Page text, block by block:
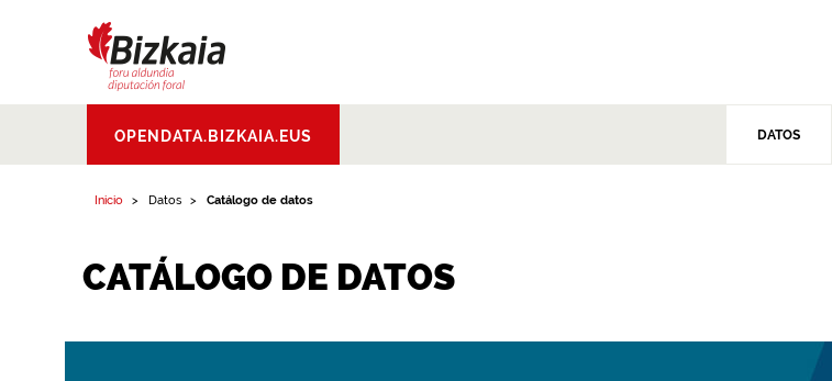
Aldundia.Diputacion
Foral de Bizkaia
OPENDATA.BIZKAIA.EUS DATOS
Inicio Datos Catálogo de datos
CATÁLOGO DE DATOS